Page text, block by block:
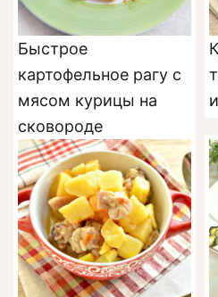
Быстрое
картофельное рагу с
мясом курицы на
сковороде